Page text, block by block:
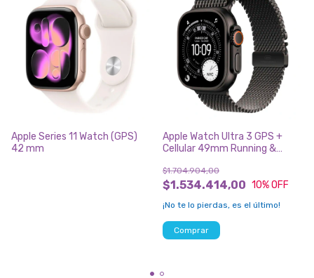
Apple Series 11 Watch (GPS)
42 mm
Apple Watch Ultra 3 GPS +
Cellular 49mm Running &
w/Rugged Titanium Case
w/Black Titanium Milanese
$1.534.414,00
$1.704.904,00
10% OFF
¡No te lo pierdas, es el último!